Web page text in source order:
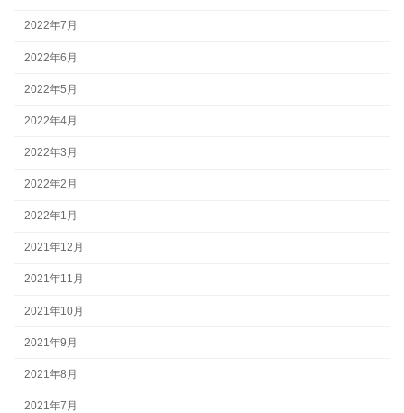
2022年7月
2022年6月
2022年5月
2022年4月
2022年3月
2022年2月
2022年1月
2021年12月
2021年11月
2021年10月
2021年9月
2021年8月
2021年7月